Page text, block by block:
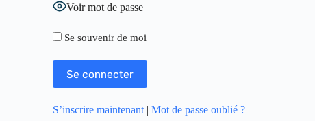
Voir mot de passe
Se souvenir de moi
S’inscrire maintenant |Mot de passe oublié ?